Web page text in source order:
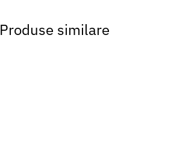
Produse similare